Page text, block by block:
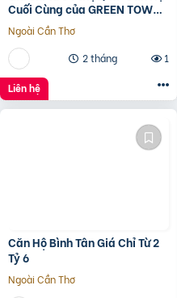
Cuối Cùng của GREEN TOWN
BÌNH TÂN
Ngoài Cần Thơ
2 tháng
1
Liên hệ
Căn Hộ Bình Tân Giá Chỉ Từ 2
Tỷ 6
Ngoài Cần Thơ